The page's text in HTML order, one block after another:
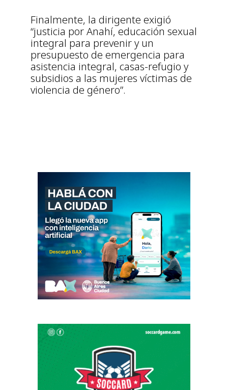
Finalmente, la dirigente exigió
“justicia por Anahí, educación sexual
integral para prevenir y un
presupuesto de emergencia para
asistencia integral, casas-refugio y
subsidios a las mujeres víctimas de
violencia de género”.